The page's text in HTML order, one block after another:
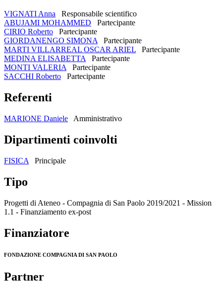
VIGNATI Anna
Responsabile scientifico
ABUJAMI MOHAMMED
Partecipante
CIRIO Roberto
Partecipante
GIORDANENGO SIMONA
Partecipante
MARTI VILLARREAL OSCAR ARIEL
Partecipante
MEDINA ELISABETTA
Partecipante
MONTI VALERIA
Partecipante
SACCHI Roberto
Partecipante
Referenti
MARIONE Daniele Amministrativo
Dipartimenti coinvolti
FISICA Principale
Tipo
Progetti di Ateneo - Compagnia di San Paolo 2019/2021 - Mission
1.1 - Finanziamento ex-post
Finanziatore
FONDAZIONE COMPAGNIA DI SAN PAOLO
Partner